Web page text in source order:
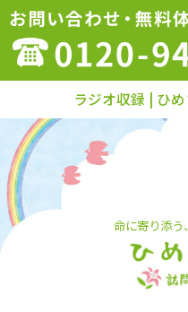
ラジオ収録 | ひ
命に寄り添う